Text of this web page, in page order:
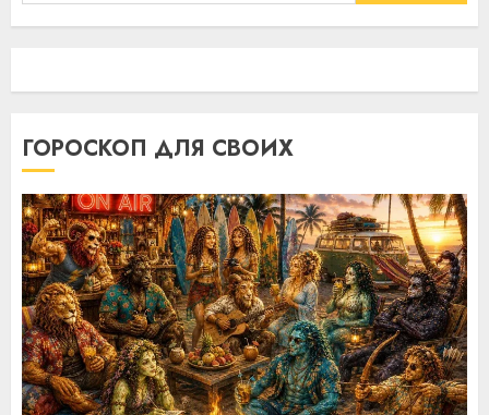
ГОРОСКОП ДЛЯ СВОИХ